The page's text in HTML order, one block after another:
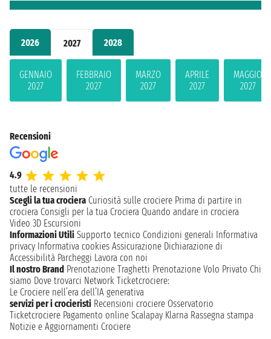
2026 2027 2028
GENNAIO
2027
FEBBRAIO
2027
MARZO
2027
APRILE
2027
MAGGIO
2027
Recensioni
4.9
tutte le recensioni
Scegli la tua crociera Curiosità sulle crociere Prima di partire in
crociera Consigli per la tua Crociera Quando andare in crociera
Video 3D Escursioni
Informazioni Utili Supporto tecnico Condizioni generali Informativa
privacy Informativa cookies Assicurazione Dichiarazione di
Accessibilità Parcheggi Lavora con noi
Il nostro Brand Prenotazione Traghetti Prenotazione Volo Privato Chi
siamo Dove trovarci Network Ticketcrociere:
Le Crociere nell’era dell’IA generativa
servizi per i crocieristi Recensioni crociere Osservatorio
Ticketcrociere Pagamento online Scalapay Klarna Rassegna stampa
Notizie e Aggiornamenti Crociere